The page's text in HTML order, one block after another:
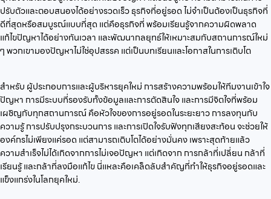
ปรับตัวและตอบสนองได้อย่างรวดเร็ว ธุรกิจที่อยู่รอด ไม่จำเป็นต้องเป็นธุรกิจที่
ดีที่สุดหรือสมบูรณ์แบบที่สุด แต่คือธุรกิจที่ พร้อมเรียนรู้จากความผิดพลาด
แก้ไขปัญหาได้อย่างทันเวลา และพัฒนากลยุทธ์ให้เหมาะสมกับสถานการณ์ใหม่
ๆ พวกเขามองปัญหาไม่ใช่อุปสรรค แต่เป็นบทเรียนและโอกาสในการเติบโต
สำหรับ ผู้ประกอบการและผู้บริหารยุคใหม่ การสร้างความพร้อมให้ทีมงานเข้าใจ
ปัญหา การมีระบบที่รองรับทั้งข้อมูลและการตัดสินใจ และการมีจิตใจที่พร้อม
เผชิญกับทุกสถานการณ์ คือหัวใจของการอยู่รอดในระยะยาว การลงทุนกับ
ความรู้ การปรับปรุงกระบวนการ และการเปิดใจรับฟังทุกเสียงสะท้อน จะช่วยให้
องค์กรไม่เพียงแค่รอด แต่สามารถเติบโตได้อย่างมั่นคง เพราะสุดท้ายแล้ว
ความสำเร็จไม่ได้เกิดจากการไม่เจอปัญหา แต่เกิดจาก การกล้าที่เปลี่ยน กล้าที่
เรียนรู้ และกล้าที่ลงมือแก้ไข นี่แหละคือเคล็ดลับสำคัญที่ทำให้ธุรกิจอยู่รอดและ
แข็งแกร่งในโลกยุคใหม่.